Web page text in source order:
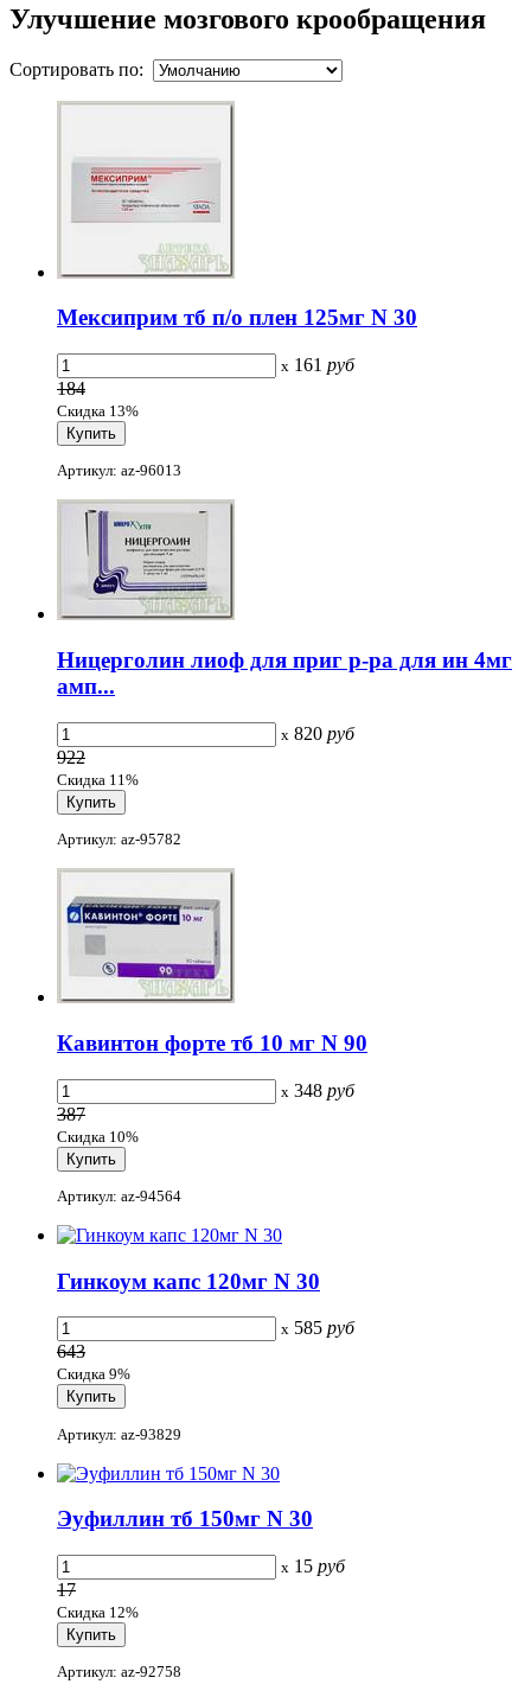
Улучшение мозгового крообращения
Сортировать по:
Мексиприм тб п/о плен 125мг N 30
x 161 руб
184
Скидка 13%
Артикул: az-96013
Ницерголин лиоф для приг р-ра для ин 4мг
амп...
x 820 руб
922
Скидка 11%
Артикул: az-95782
Кавинтон форте тб 10 мг N 90
x 348 руб
387
Скидка 10%
Артикул: az-94564
Гинкоум капс 120мг N 30
x 585 руб
643
Скидка 9%
Артикул: az-93829
Эуфиллин тб 150мг N 30
x 15 руб
17
Скидка 12%
Артикул: az-92758